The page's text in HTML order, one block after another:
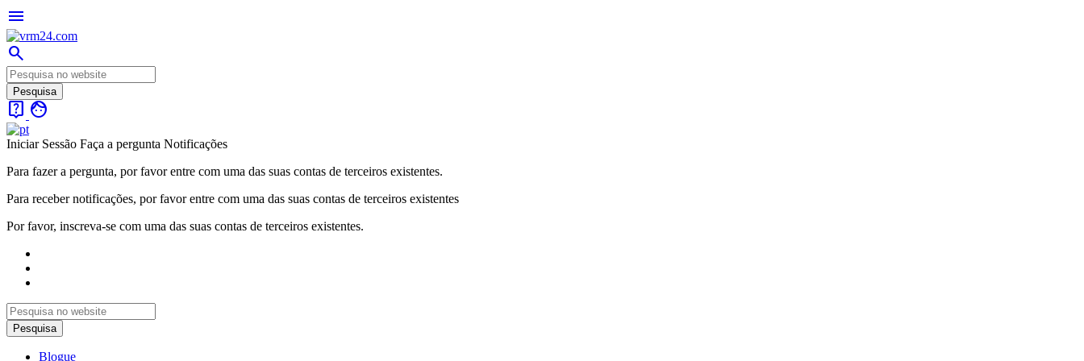
menu
search
live_help face
Iniciar Sessão Faça a pergunta Notificações
Para fazer a pergunta, por favor entre com uma das suas contas de terceiros existentes.
Para receber notificações, por favor entre com uma das suas contas de terceiros existentes
Por favor, inscreva-se com uma das suas contas de terceiros existentes.
Blogue